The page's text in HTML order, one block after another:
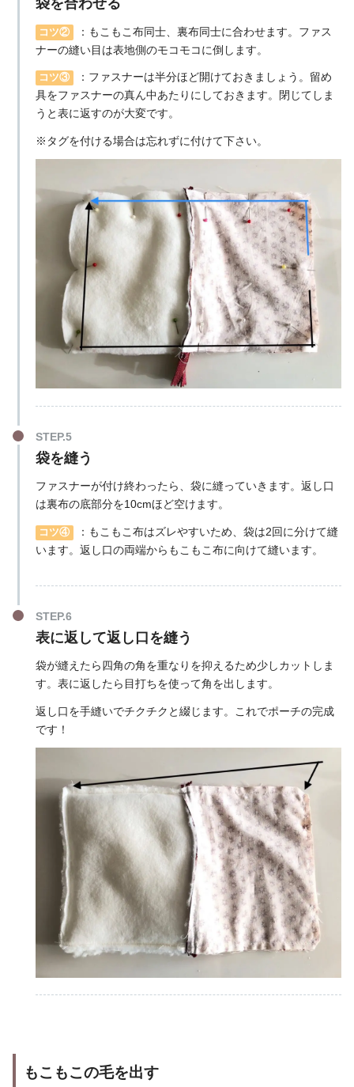
袋を合わせる
コツ②
：もこもこ布同士、裏布同士に合わせます。ファス
ナーの縫い目は表地側のモコモコに倒します。
コツ③
：ファスナーは半分ほど開けておきましょう。留め
具をファスナーの真ん中あたりにしておきます。閉じてしま
うと表に返すのが大変です。
※タグを付ける場合は忘れずに付けて下さい。
袋を縫う
ファスナーが付け終わったら、袋に縫っていきます。返し口
は裏布の底部分を10cmほど空けます。
コツ④
：もこもこ布はズレやすいため、袋は2回に分けて縫
います。返し口の両端からもこもこ布に向けて縫います。
表に返して返し口を縫う
袋が縫えたら四角の角を重なりを抑えるため少しカットしま
す。表に返したら目打ちを使って角を出します。
返し口を手縫いでチクチクと綴じます。これでポーチの完成
です！
もこもこの毛を出す